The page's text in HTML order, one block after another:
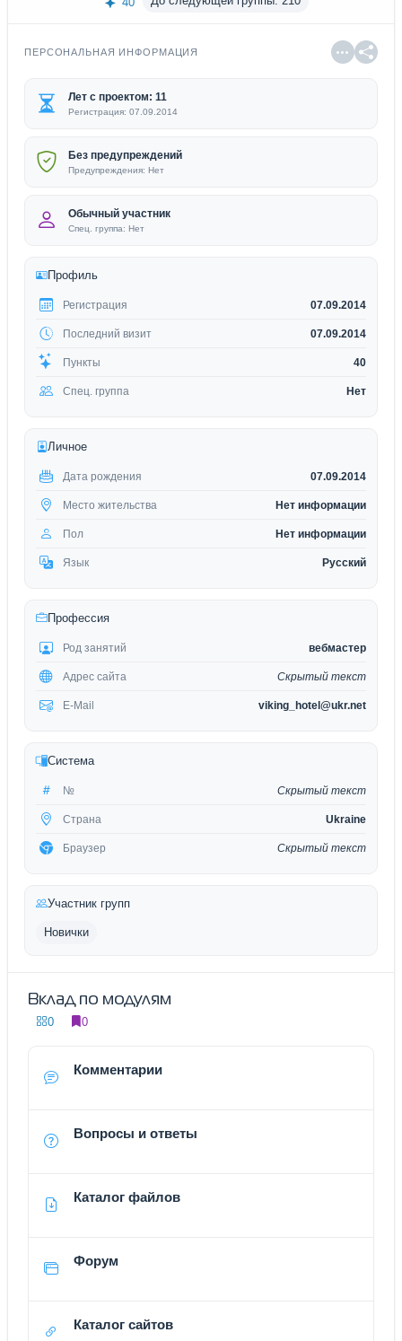
ПЕРСОНАЛЬНАЯ ИНФОРМАЦИЯ
Лет с проектом: 11
Регистрация: 07.09.2014
Без предупреждений
Предупреждения: Нет
Обычный участник
Спец. группа: Нет
Профиль
Регистрация 07.09.2014
Последний визит 07.09.2014
Пункты 40
Спец. группа Нет
Личное
Дата рождения 07.09.2014
Место жительства Нет информации
Пол Нет информации
Язык Русский
Профессия
Род занятий вебмастер
Адрес сайта Скрытый текст
E-Mail viking_hotel@ukr.net
Система
№ Скрытый текст
Страна Ukraine
Браузер Скрытый текст
Участник групп
Новички
Вклад по модулям
0 0
Комментарии
Вопросы и ответы
Каталог файлов
Форум
Каталог сайтов